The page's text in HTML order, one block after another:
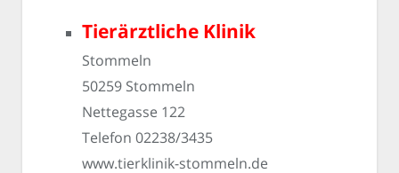
Tierärztliche Klinik
Stommeln
50259 Stommeln
Nettegasse 122
Telefon 02238/3435
www.tierklinik-stommeln.de